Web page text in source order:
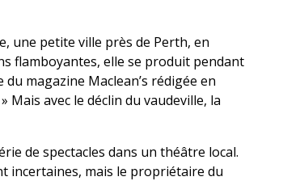
une petite ville près de Perth, en
flamboyantes, elle se produit pendant
magazine Maclean’s rédigée en
Mais avec le déclin du vaudeville, la
de spectacles dans un théâtre local.
incertaines, mais le propriétaire du